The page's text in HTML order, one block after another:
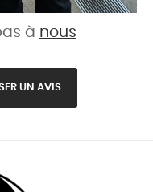
à nous
UN AVIS